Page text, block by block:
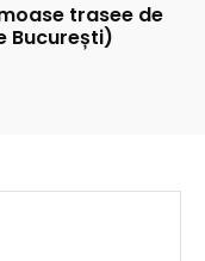
trasee de
București)